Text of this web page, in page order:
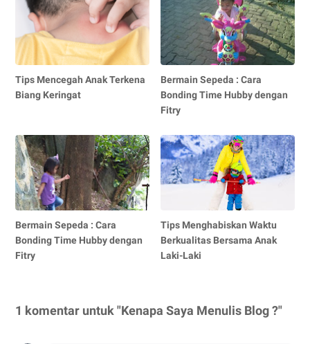
Tips Mencegah Anak Terkena
Biang Keringat
Bermain Sepeda : Cara
Bonding Time Hubby dengan
Fitry
Bermain Sepeda : Cara
Bonding Time Hubby dengan
Fitry
Tips Menghabiskan Waktu
Berkualitas Bersama Anak
Laki-Laki
1 komentar untuk "Kenapa Saya Menulis Blog ?"